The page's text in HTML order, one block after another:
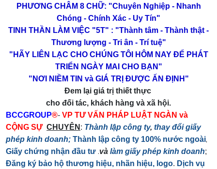
PHƯƠNG CHÂM 8 CHỮ: "Chuyên Nghiệp - Nhanh
Chóng - Chính Xác - Uy Tín"
TINH THẦN LÀM VIỆC "5T" : "Thành tâm - Thành thật -
Thương lượng - Tri ân - Trí tuệ"
"HÃY LIÊN LẠC CHO CHÚNG TÔI HÔM NAY ĐỂ PHÁT
TRIỂN NGÀY MAI CHO BẠN"
"NƠI NIỀM TIN và GIÁ TRỊ ĐƯỢC ẤN ĐỊNH"
Đem lại giá trị thiết thực
cho đối tác, khách hàng và xã hội.
BCCGROUP®- VP TƯ VẤN PHÁP LUẬT NGÀN và
CỘNG SỰ CHUYÊN : Thành lập công ty, thay đổi giấy
phép kinh doanh; Thành lập công ty 100% nước ngoài,
Giấy chứng nhận đầu tư .và làm giấy phép kinh doanh;
Đăng ký bảo hộ thương hiệu, nhãn hiệu, logo. Dịch vụ